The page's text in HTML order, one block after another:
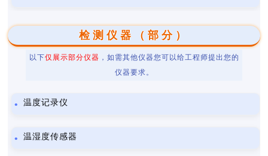
检测仪器（部分）
以下仅展示部分仪器 ，如需其他仪器您可以给工程师提出您的
仪器要求。
温度记录仪
温湿度传感器